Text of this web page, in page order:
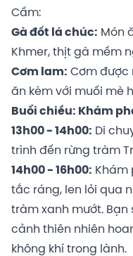
Cấm:
Gà đốt lá chúc: Món
Khmer, thịt gà mềm
Cơm lam: Cơm được
ăn kèm với muối mè
Buổi chiều: Khám
13h00 - 14h00: Di
trình đến rừng tràm
14h00 - 16h00: Khám
tắc ráng, len lỏi qua
tràm xanh mướt. Bạn
cảnh thiên nhiên
không khí trong lành.